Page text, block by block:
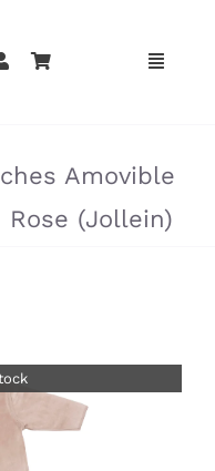
Amovible
Rose (Jollein)